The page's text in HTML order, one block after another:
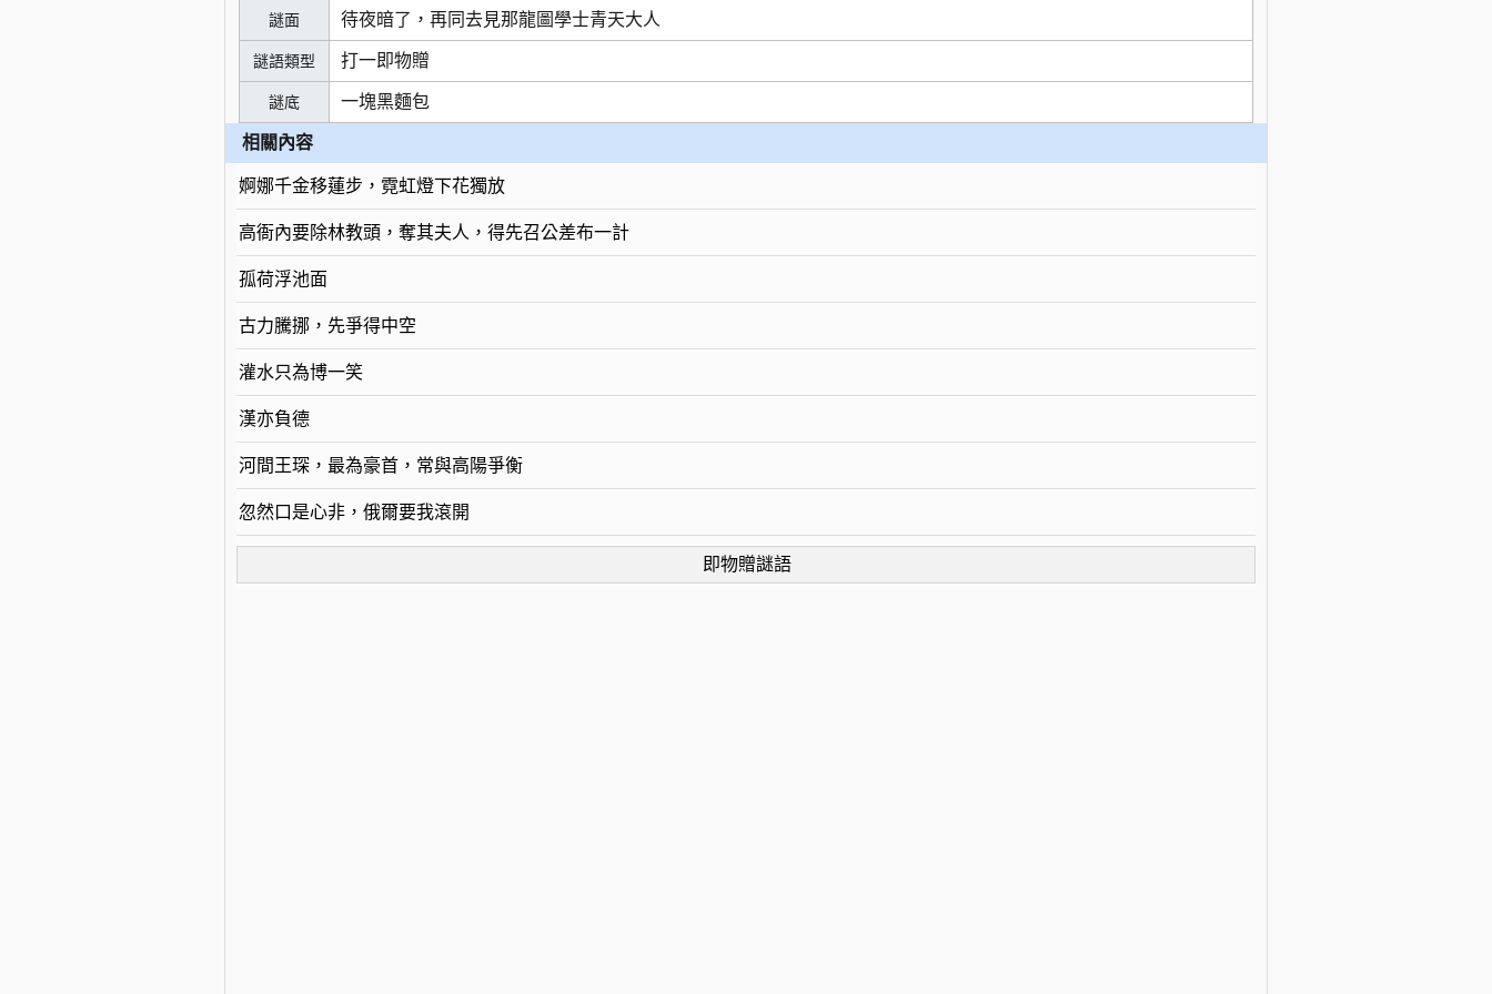
謎面 待夜暗了，再同去見那龍圖學士青天大人
謎語類型 打一即物贈
謎底 一塊黑麵包
相關內容
婀娜千金移蓮步，霓虹燈下花獨放
高衙內要除林教頭，奪其夫人，得先召公差布一計
孤荷浮池面
古力騰挪，先爭得中空
灌水只為博一笑
漢亦負德
河間王琛，最為豪首，常與高陽爭衡
忽然口是心非，俄爾要我滾開
即物贈謎語